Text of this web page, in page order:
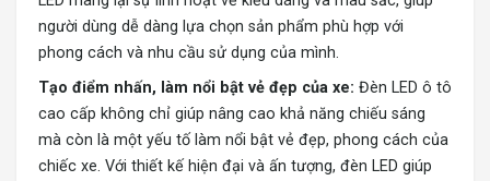
người dùng dễ dàng lựa chọn sản phẩm phù hợp với
phong cách và nhu cầu sử dụng của mình.
Tạo điểm nhấn, làm nổi bật vẻ đẹp của xe: Đèn LED ô tô
cao cấp không chỉ giúp nâng cao khả năng chiếu sáng
mà còn là một yếu tố làm nổi bật vẻ đẹp, phong cách của
chiếc xe. Với thiết kế hiện đại và ấn tượng, đèn LED giúp